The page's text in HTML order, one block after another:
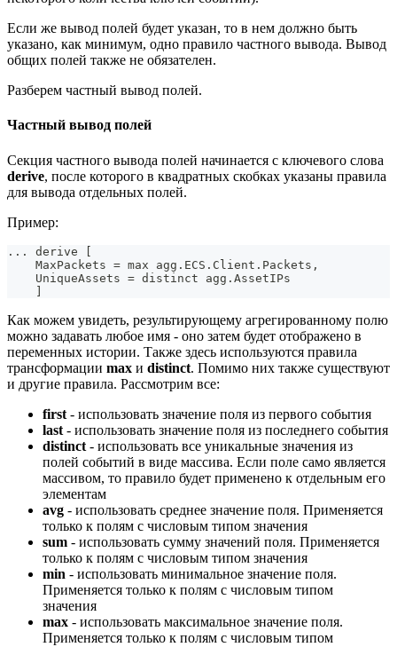
Если же вывод полей будет указан, то в нем должно быть
указано, как минимум, одно правило частного вывода. Вывод
общих полей также не обязателен.
Разберем частный вывод полей.
Частный вывод полей
Секция частного вывода полей начинается с ключевого слова
derive, после которого в квадратных скобках указаны правила
для вывода отдельных полей.
Пример:
.. . derive
[
    MaxPackets
= max agg.ECS.Client.Packets,
    UniqueAssets
= distinct agg.AssetIPs
]
Как можем увидеть, результирующему агрегированному полю
можно задавать любое имя - оно затем будет отображено в
переменных истории. Также здесь используются правила
трансформации max и distinct. Помимо них также существуют
и другие правила. Рассмотрим все:
first - использовать значение поля из первого события
last - использовать значение поля из последнего события
distinct - использовать все уникальные значения из
полей событий в виде массива. Если поле само является
массивом, то правило будет применено к отдельным его
элементам
avg - использовать среднее значение поля. Применяется
только к полям с числовым типом значения
sum - использовать сумму значений поля. Применяется
только к полям с числовым типом значения
min - использовать минимальное значение поля.
Применяется только к полям с числовым типом
значения
max - использовать максимальное значение поля.
Применяется только к полям с числовым типом